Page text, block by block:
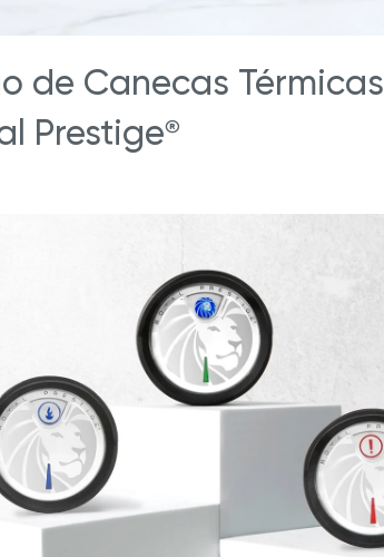
de Canecas Térmicas
Prestige®